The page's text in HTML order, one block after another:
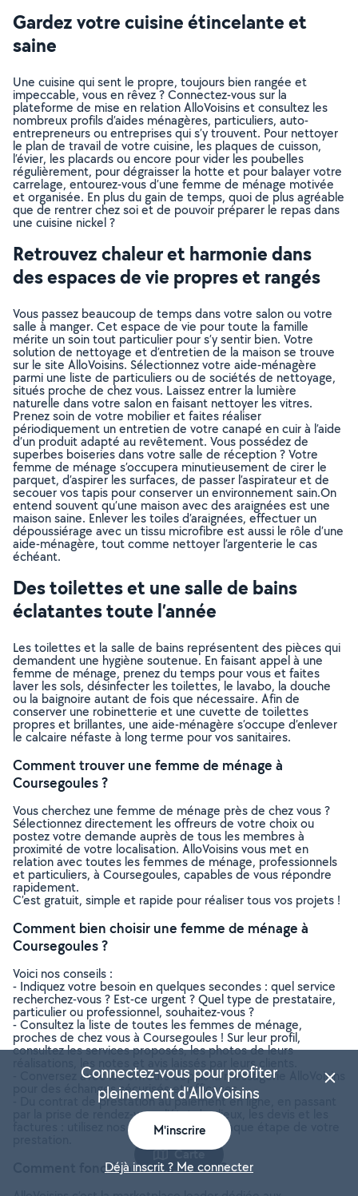
Gardez votre cuisine étincelante et
saine
Une cuisine qui sent le propre, toujours bien rangée et
impeccable, vous en rêvez ? Connectez-vous sur la
plateforme de mise en relation AlloVoisins et consultez les
nombreux profils d’aides ménagères, particuliers, auto-
entrepreneurs ou entreprises qui s’y trouvent. Pour nettoyer
le plan de travail de votre cuisine, les plaques de cuisson,
l’évier, les placards ou encore pour vider les poubelles
régulièrement, pour dégraisser la hotte et pour balayer votre
carrelage, entourez-vous d’une femme de ménage motivée
et organisée. En plus du gain de temps, quoi de plus agréable
que de rentrer chez soi et de pouvoir préparer le repas dans
une cuisine nickel ?
Retrouvez chaleur et harmonie dans
des espaces de vie propres et rangés
Vous passez beaucoup de temps dans votre salon ou votre
salle à manger. Cet espace de vie pour toute la famille
mérite un soin tout particulier pour s’y sentir bien. Votre
solution de nettoyage et d’entretien de la maison se trouve
sur le site AlloVoisins. Sélectionnez votre aide-ménagère
parmi une liste de particuliers ou de sociétés de nettoyage,
situés proche de chez vous. Laissez entrer la lumière
naturelle dans votre salon en faisant nettoyer les vitres.
Prenez soin de votre mobilier et faites réaliser
périodiquement un entretien de votre canapé en cuir à l’aide
d’un produit adapté au revêtement. Vous possédez de
superbes boiseries dans votre salle de réception ? Votre
femme de ménage s’occupera minutieusement de cirer le
parquet, d’aspirer les surfaces, de passer l’aspirateur et de
secouer vos tapis pour conserver un environnement sain.On
entend souvent qu’une maison avec des araignées est une
maison saine. Enlever les toiles d’araignées, effectuer un
dépoussiérage avec un tissu microfibre est aussi le rôle d’une
aide-ménagère, tout comme nettoyer l’argenterie le cas
échéant.
Des toilettes et une salle de bains
éclatantes toute l’année
Les toilettes et la salle de bains représentent des pièces qui
demandent une hygiène soutenue. En faisant appel à une
femme de ménage, prenez du temps pour vous et faites
laver les sols, désinfecter les toilettes, le lavabo, la douche
ou la baignoire autant de fois que nécessaire. Afin de
conserver une robinetterie et une cuvette de toilettes
propres et brillantes, une aide-ménagère s’occupe d’enlever
le calcaire néfaste à long terme pour vos sanitaires.
Comment trouver une femme de ménage à
Coursegoules ?
Vous cherchez une femme de ménage près de chez vous ?
Sélectionnez directement les offreurs de votre choix ou
postez votre demande auprès de tous les membres à
proximité de votre localisation. AlloVoisins vous met en
relation avec toutes les femmes de ménage, professionnels
et particuliers, à Coursegoules, capables de vous répondre
rapidement.
C’est gratuit, simple et rapide pour réaliser tous vos projets !
Comment bien choisir une femme de ménage à
Coursegoules ?
Voici nos conseils :
- Indiquez votre besoin en quelques secondes : quel service
recherchez-vous ? Est-ce urgent ? Quel type de prestataire,
particulier ou professionnel, souhaitez-vous ?
- Consultez la liste de toutes les femmes de ménage,
proches de chez vous à Coursegoules ! Sur leur profil,
consultez les services proposés, les photos de leurs
réalisations, les notes et avis laissés par leurs clients.
- Conversez avec les offreurs depuis la messagerie AlloVoisins
pour des échanges sécurisés et efficaces.
- Du contrat de prestation au paiement en ligne, en passant
par la prise de rendez-vous, l’état des lieux, les devis et les
factures : utilisez nos outils gratuits à chaque étape de votre
Comment fonctionne AlloVoisins ?
Carte
Connectez-vous pour profiter
pleinement d'AlloVoisins
M'inscrire
Déjà inscrit ? Me connecter